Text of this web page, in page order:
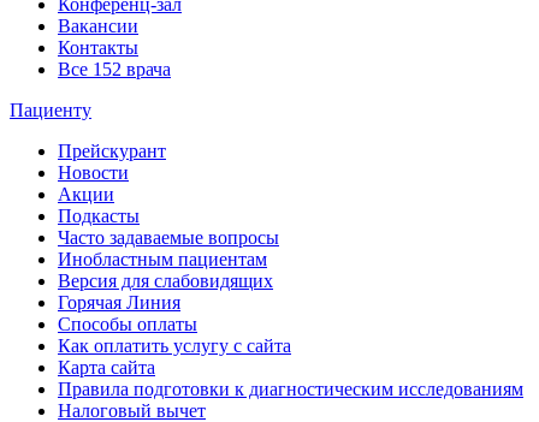
Конференц-зал
Вакансии
Контакты
Все 152 врача
Пациенту
Прейскурант
Новости
Акции
Подкасты
Часто задаваемые вопросы
Инобластным пациентам
Версия для слабовидящих
Горячая Линия
Способы оплаты
Как оплатить услугу с сайта
Карта сайта
Правила подготовки к диагностическим исследованиям
Налоговый вычет